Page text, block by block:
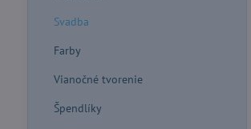
Svadba
Farby
Vianočné tvorenie
Špendlíky